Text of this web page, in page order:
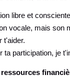
libre et
vocale, mais son
t'aider.
ta participation, je